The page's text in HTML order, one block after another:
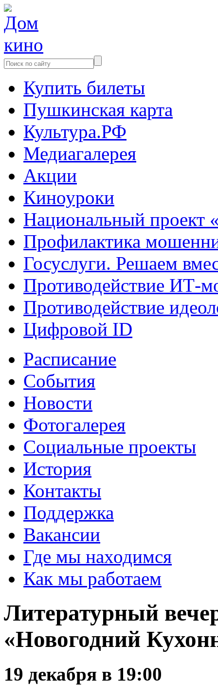
Купить билеты
Пушкинская карта
Культура.РФ
Медиагалерея
Акции
Киноуроки
Национальный проект
Профилактика
Госуслуги. Решаем
Противодействие ИТ-
Противодействие
Цифровой ID
Расписание
События
Новости
Фотогалерея
Социальные проекты
История
Контакты
Поддержка
Вакансии
Где мы находимся
Как мы работаем
Литературный
«Новогодний
19 декабря в 19:00